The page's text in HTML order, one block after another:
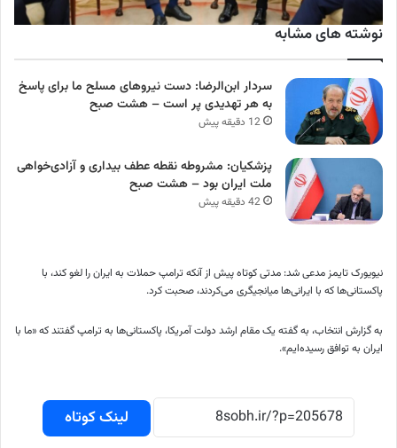
نوشته های مشابه
سردار ابن‌الرضا: دست نیروهای مسلح ما برای پاسخ
به هر تهدیدی پر است – هشت صبح
12 دقیقه پیش
پزشکیان: مشروطه نقطه عطف بیداری و آزادی‌خواهی
ملت ایران بود – هشت صبح
42 دقیقه پیش
نیویورک تایمز مدعی شد: مدتی کوتاه پیش از آنکه ترامپ حملات به ایران را لغو کند، با
پاکستانی‌ها که با ایرانی‌ها میانجیگری می‌کردند، صحبت کرد.
به گزارش انتخاب، به گفته یک مقام ارشد دولت آمریکا، پاکستانی‌ها به ترامپ گفتند که «ما با
ایران به توافق رسیده‌ایم».
لینک کوتاه